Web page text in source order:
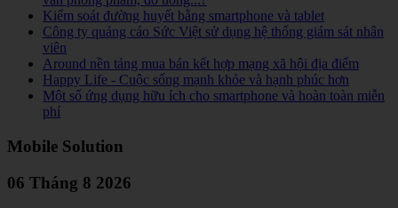
Kiểm soát đường huyết bằng smartphone và tablet
Công ty quảng cáo Sức Việt sử dụng hệ thống giám sát nhân
viên
Around nền tảng mua bán kết hợp mạng xã hội địa điểm
Happy Life - Cuộc sống mạnh khỏe và hạnh phúc hơn
Một số ứng dụng hữu ích cho smartphone và hoàn toàn miễn
phí
Mobile Solution
06 Tháng 8 2026